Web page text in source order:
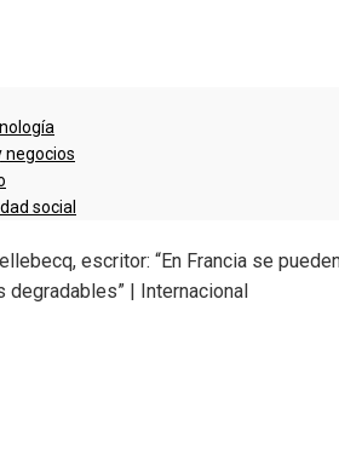
negocios
social
escritor: “En Francia se
degradables” | Internacional